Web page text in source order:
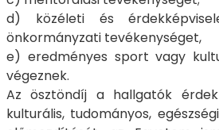
d) közéleti és
önkormányzati tevékenységet,
e) eredményes sport vagy
végeznek.
Az ösztöndíj a hallgatók
kulturális, tudományos,